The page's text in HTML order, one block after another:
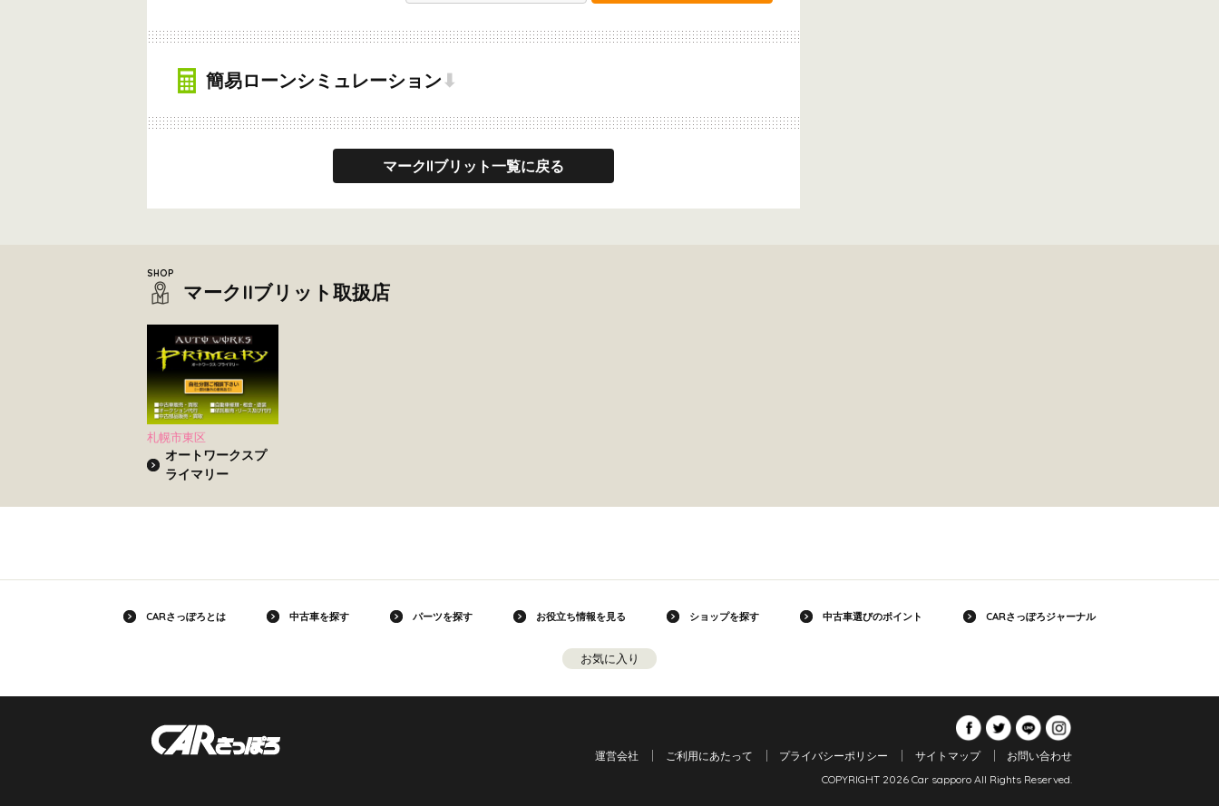
簡易ローンシミュレーション ⬇
マークIIブリット一覧に戻る
マークIIブリット取扱店
札幌市東区
オートワークスプ
ライマリー
CARさっぽろとは 中古車を探す パーツを探す お役立ち情報を見る ショップを探す 中古車選びのポイント CARさっぽろジャーナル
お気に入り
運営会社 ご利用にあたって プライバシーポリシー サイトマップ
お問い合わせ
COPYRIGHT 2026 Car sapporo All Rights Reserved.